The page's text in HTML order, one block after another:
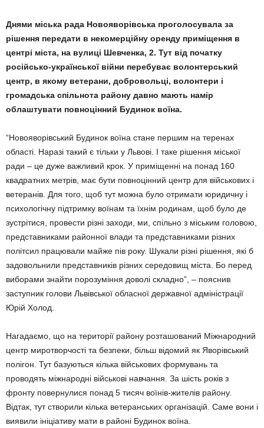
Днями міська рада Новояворівська проголосувала за
рішення передати в некомерційну оренду приміщення в
центрі міста, на вулиці Шевченка, 2. Тут від початку
російсько-української війни перебуває волонтерський
центр, в якому ветерани, добровольці, волонтери і
громадська спільнота району давно мають намір
облаштувати повноцінний Будинок воїна.
“Новояворівський Будинок воїна стане першим на теренах
області. Наразі такий є тільки у Львові. І таке рішення міської
ради – це дуже важливий крок. У приміщенні на понад 160
квадратних метрів, має бути повноцінний центр для військових і
ветеранів. Для того, щоб тут можна було отримати юридичну і
психологічну підтримку воїнам та їхнім родинам, щоб було де
зустрітися, провести різні заходи, ми, спільно з міським головою,
представниками районної влади та представниками різних
політсил працювали майже пів року. Шукали різні рішення, які б
задовольнили представників різних середовищ міста. Бо перед
виборами знайти порозуміння доволі складно”, – пояснив
заступник голови Львівської обласної державної адміністрації
Юрій Холод.
Нагадаємо, що на території району розташований Міжнародний
центр миротворчості та безпеки, більш відомий як Яворівський
полігон. Тут базуються кілька військових формувань та
проводять міжнародні військові навчання. За шість років з
фронту повернулися понад 5 тисяч воїнів-жителів району.
Відтак, тут створили кілька ветеранських організацій. Саме вони і
виявили ініціативу мати в районі Будинок воїна.